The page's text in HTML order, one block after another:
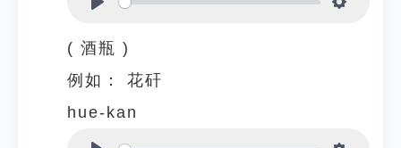
( 酒瓶 )
例如：
花矸
hue-kan